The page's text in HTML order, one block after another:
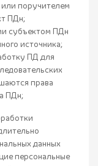
поручителем
ПДн;
субъектом ПДн
источника;
ПД для
права
ПДн;
данных
персональные